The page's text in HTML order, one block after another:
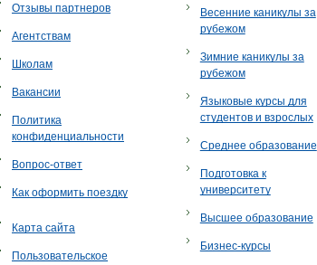
Отзывы партнеров
Агентствам
Школам
Вакансии
Политика
конфиденциальности
Вопрос-ответ
Как оформить поездку
Карта сайта
Пользовательское
Весенние каникулы за
рубежом
Зимние каникулы за
рубежом
Языковые курсы для
студентов и взрослых
Среднее образование
Подготовка к
университету
Высшее образование
Бизнес-курсы